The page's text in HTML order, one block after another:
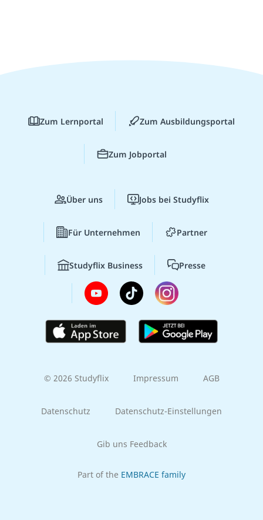
Zum Lernportal Zum Ausbildungsportal
Zum Jobportal
Über uns Jobs bei Studyflix
Für Unternehmen Partner
Studyflix Business Presse
© 2026 Studyflix Impressum AGB
Datenschutz Datenschutz-Einstellungen
Gib uns Feedback
Part of the EMBRACE family